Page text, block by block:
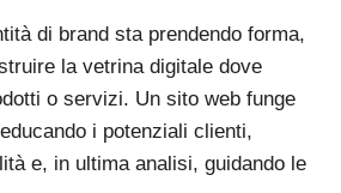
di brand sta prendendo forma,
la vetrina digitale dove
o servizi. Un sito web funge
i potenziali clienti,
e, in ultima analisi, guidando le